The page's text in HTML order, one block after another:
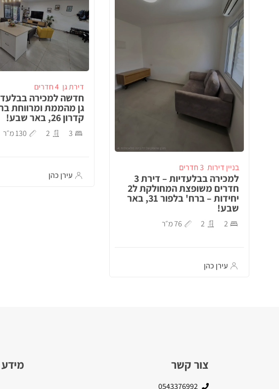
בניין דירות 3 חדרים
למכירה בבלעדיות – דירת 3
חדרים משופצת המחולקת ל2
יחידות – ברח' בלפור 31, באר
שבע!
2
2 76 מ״ר
עירן כהן
דירת גן 4 חדרים
חדשה למכירה
גן מהממת ומרווחת
קדרון 26, באר שבע!
3
2 130 מ״ר
עירן כהן
צור קשר
0543376992
מידע